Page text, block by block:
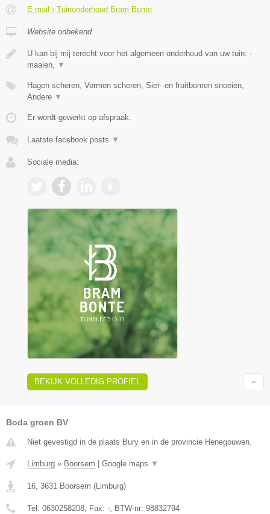
E-mail › Tuinonderhoud Bram Bonte
Website onbekend
U kan bij mij terecht voor het algemeen onderhoud van uw tuin: -
maaien, ▼
Hagen scheren, Vormen scheren, Sier- en fruitbomen snoeien,
Andere ▼
Er wordt gewerkt op afspraak.
Laatste facebook posts ▼
Sociale media:
BEKIJK VOLLEDIG PROFIEL
Boda groen BV
Niet gevestigd in de plaats Bury en in de provincie Henegouwen.
Limburg » Boorsem Google maps ▼
16, 3631 Boorsem (Limburg)
Tel: 0630258208, Fax: -, BTW-nr: 98832794